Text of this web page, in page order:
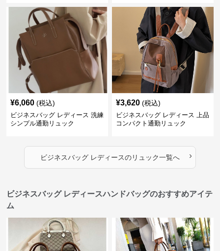
¥6,060 (税込)
ビジネスバッグ レディース 洗練
シンプル通勤リュック
¥3,620 (税込)
ビジネスバッグ レディース 上品
コンパクト通勤リュック
ビジネスバッグ レディースのリュック一覧へ ›
ビジネスバッグ レディースハンドバッグのおすすめアイテ
ム